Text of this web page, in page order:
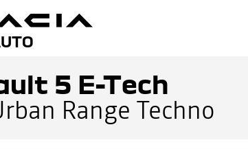
5 E-Tech
Range Techno